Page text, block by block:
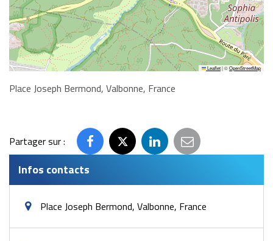
Leaflet|©OpenStreetMap
Place Joseph Bermond, Valbonne, France
Partager sur :
Partager
Facebook
Partager
Twitter
Partager
LinkedIn
Partager
email
Infos contacts
Place Joseph Bermond, Valbonne, France